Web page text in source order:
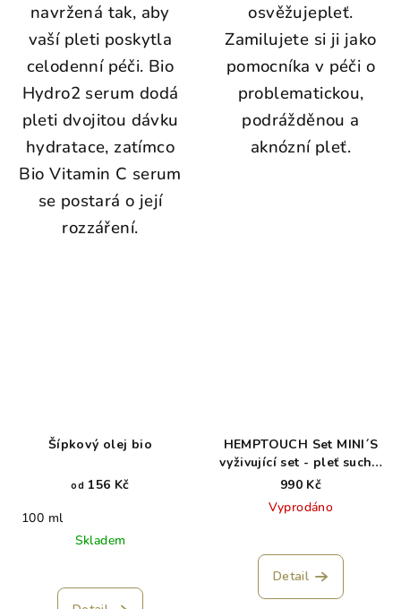
navržená tak, aby
vaší pleti poskytla
celodenní péči. Bio
Hydro2 serum dodá
pleti dvojitou dávku
hydratace, zatímco
Bio Vitamin C serum
se postará o její
rozzáření.
osvěžujepleť.
Zamilujete si ji jako
pomocníka v péči o
problematickou,
podrážděnou a
aknózní pleť.
Šípkový olej bio
od 156 Kč
100 ml
Skladem
HEMPTOUCH Set MINI´S
vyživující set - pleť suchá,
mdlá, dehydratovaná
990 Kč
Vyprodáno
Detail